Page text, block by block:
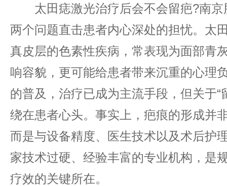
太田痣激光治疗后会不会留疤?南京
两个问题直击患者内心深处的担忧。太
真皮层的色素性疾病，常表现为面部青
响容貌，更可能给患者带来沉重的心理
的普及，治疗已成为主流手段，但关于“
绕在患者心头。事实上，疤痕的形成并
而是与设备精度、医生技术以及术后护
家技术过硬、经验丰富的专业机构，是
疗效的关键所在。